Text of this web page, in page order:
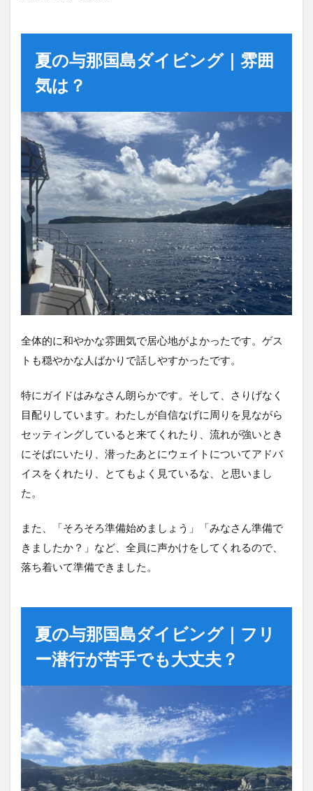
夏の与那国島ダイビング｜雰囲
気は？
全体的に和やかな雰囲気で居心地がよかったです。ゲス
トも穏やかな人ばかりで話しやすかったです。
特にガイドはみなさん朗らかです。そして、さりげなく
目配りしています。わたしが自信なげに周りを見ながら
セッティングしていると来てくれたり、流れが強いとき
にそばにいたり、潜ったあとにウェイトについてアドバ
イスをくれたり、とてもよく見ているな、と思いまし
た。
また、「そろそろ準備始めましょう」「みなさん準備で
きましたか？」など、全員に声かけをしてくれるので、
落ち着いて準備できました。
夏の与那国島ダイビング｜フリ
ー潜行が苦手でも大丈夫？